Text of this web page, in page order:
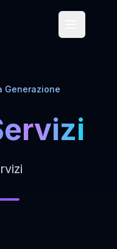
Generazione